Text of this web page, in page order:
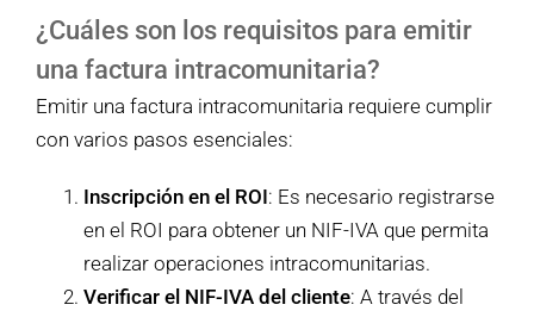
¿Cuáles son los requisitos para emitir
una factura intracomunitaria?
Emitir una factura intracomunitaria requiere cumplir
con varios pasos esenciales:
Inscripción en el ROI: Es necesario registrarse
en el ROI para obtener un NIF-IVA que permita
realizar operaciones intracomunitarias.
Verificar el NIF-IVA del cliente: A través del